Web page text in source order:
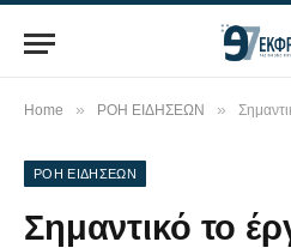
Home » ΡΟΗ ΕΙΔΗΣΕΩΝ » Σημαντικό το
ΡΟΗ ΕΙΔΗΣΕΩΝ
Σημαντικό το